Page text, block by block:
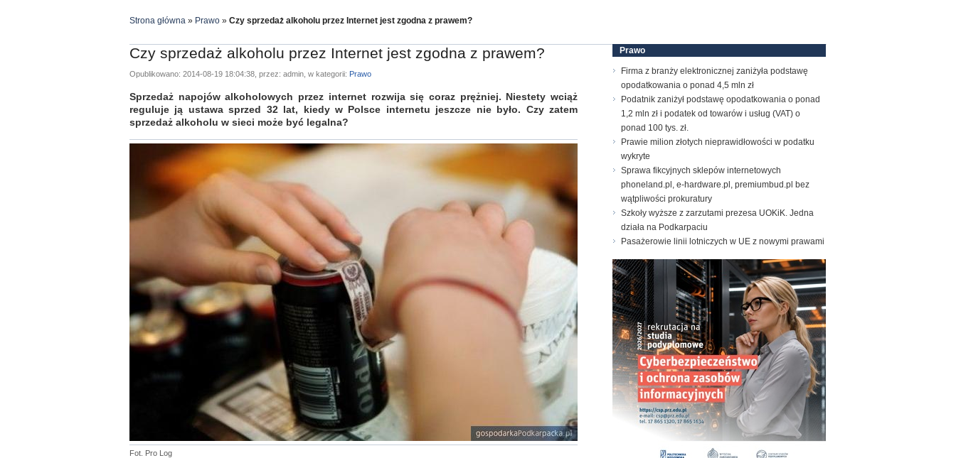
Strona główna » Prawo » Czy sprzedaż alkoholu przez Internet jest zgodna z prawem?
Czy sprzedaż alkoholu przez Internet jest zgodna z prawem?
Opublikowano: 2014-08-19 18:04:38, przez: admin, w kategorii: Prawo
Sprzedaż napojów alkoholowych przez internet rozwija się coraz prężniej. Niestety wciąż
reguluje ją ustawa sprzed 32 lat, kiedy w Polsce internetu jeszcze nie było. Czy zatem
sprzedaż alkoholu w sieci może być legalna?
Fot. Pro Log
Prawo
Firma z branży elektronicznej zaniżyła podstawę
opodatkowania o ponad 4,5 mln zł
Podatnik zaniżył podstawę opodatkowania o ponad
1,2 mln zł i podatek od towarów i usług (VAT) o
ponad 100 tys. zł.
Prawie milion złotych nieprawidłowości w podatku
wykryte
Sprawa fikcyjnych sklepów internetowych
phoneland.pl, e-hardware.pl, premiumbud.pl bez
wątpliwości prokuratury
Szkoły wyższe z zarzutami prezesa UOKiK. Jedna
działa na Podkarpaciu
Pasażerowie linii lotniczych w UE z nowymi prawami